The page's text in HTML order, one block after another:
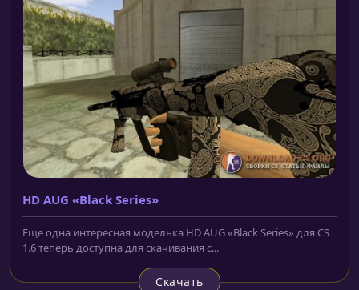
HD AUG «Black Series»
Еще одна интересная моделька HD AUG «Black Series» для CS
1.6 теперь доступна для скачивания с...
Скачать